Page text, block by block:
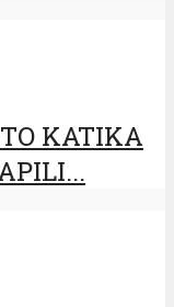
KATIKA